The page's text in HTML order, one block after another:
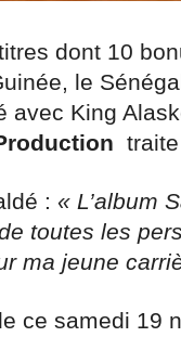
dont 10
le
avec King
: « L’album
toutes les
ma jeune
ce samedi 19